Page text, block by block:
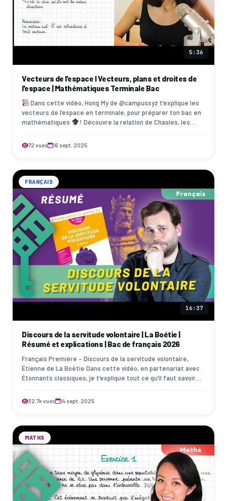
5:36
Vecteurs de l'espace I Vecteurs, plans et droites de
l'espace | Mathématiques Terminale Bac
Dans cette vidéo, Hong My de @campusxyz t’explique les
vecteurs de l’espace en terminale, pour préparer ton bac en
mathématiques
! Découvre la relation de Chasles, les
72 vues 16 sept. 2025
FRANÇAIS
16:37
Discours de la servitude volontaire | La Boétie |
Résumé et explications | Bac de français 2026
Français Première – Discours de la servitude volontaire,
Étienne de La Boétie Dans cette vidéo, en partenariat avec
Étonnants classiques, je t’explique tout ce qu’il faut savoir
32.7k vues 14 sept. 2025
MATHS